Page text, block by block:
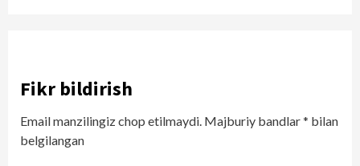
Fikr bildirish
Email manzilingiz chop etilmaydi. Majburiy bandlar* bilan
belgilangan